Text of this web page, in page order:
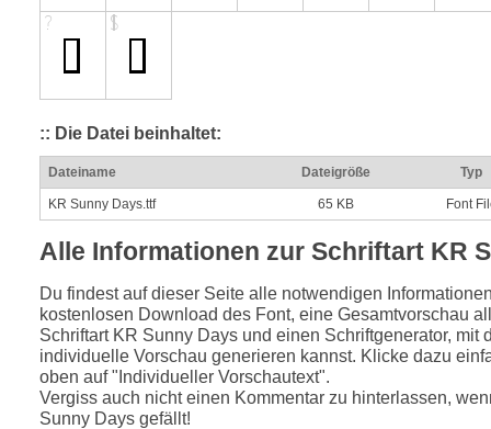
:: Die Datei beinhaltet:
Dateiname Dateigröße Typ
KR Sunny Days.ttf 65 KB Font
Alle Informationen zur Schriftart KR
Du findest auf dieser Seite alle notwendigen
kostenlosen Download des Font, eine Gesamtvorschau
Schriftart KR Sunny Days und einen Schriftgenerator, mit
individuelle Vorschau generieren kannst. Klicke dazu
oben auf "Individueller Vorschautext".
Vergiss auch nicht einen Kommentar zu hinterlassen,
Sunny Days gefällt!